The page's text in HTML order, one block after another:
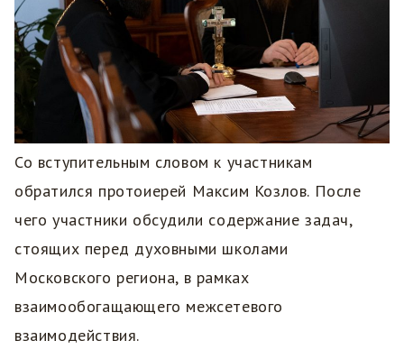
Со вступительным словом к участникам
обратился протоиерей Максим Козлов. После
чего участники обсудили содержание задач,
стоящих перед духовными школами
Московского региона, в рамках
взаимообогащающего межсетевого
взаимодействия.